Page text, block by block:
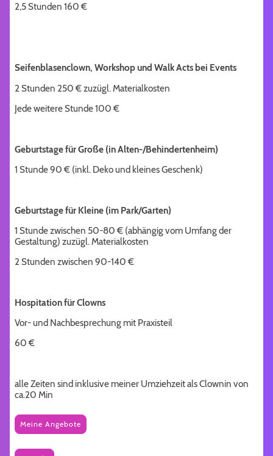
2,5 Stunden 160 €
Seifenblasenclown, Workshop und Walk Acts bei Events
2 Stunden 250 € zuzügl. Materialkosten
Jede weitere Stunde 100 €
Geburtstage für Große (in Alten-/Behindertenheim)
1 Stunde 90 € (inkl. Deko und kleines Geschenk)
Geburtstage für Kleine (im Park/Garten)
1 Stunde zwischen 50-80 € (abhängig vom Umfang der
Gestaltung) zuzügl. Materialkosten
2 Stunden zwischen 90-140 €
Hospitation für Clowns
Vor- und Nachbesprechung mit Praxisteil
60 €
alle Zeiten sind inklusive meiner Umziehzeit als Clownin von
ca.20 Min
Meine Angebote